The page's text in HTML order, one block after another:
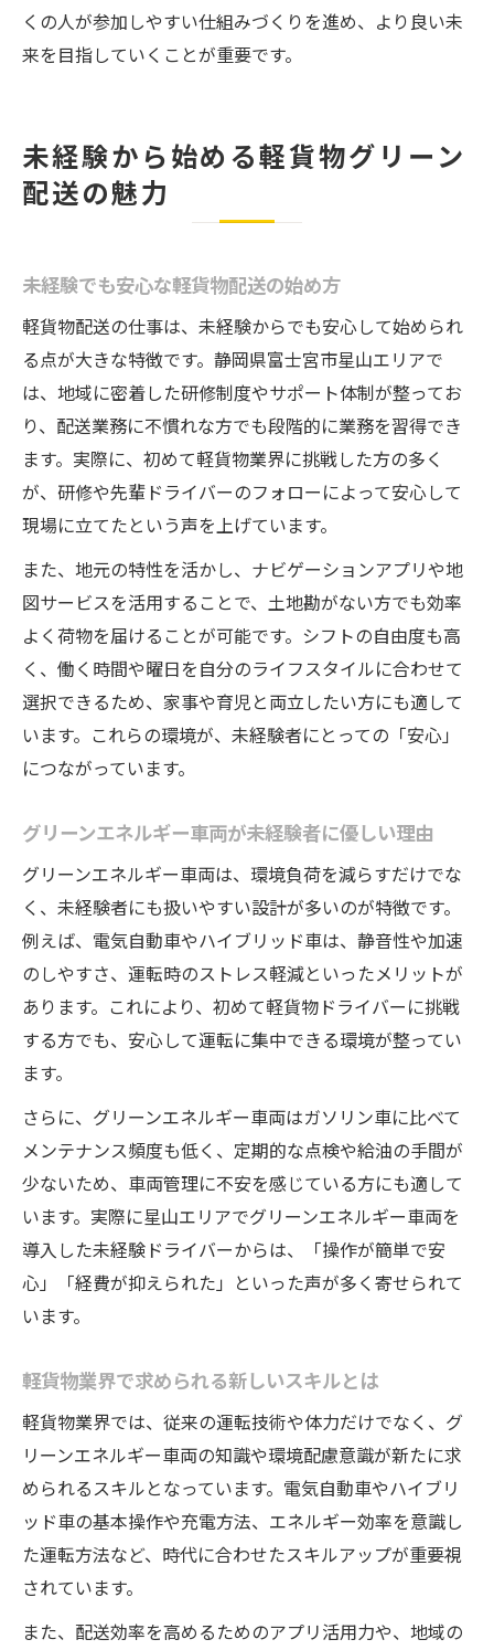
くの人が参加しやすい仕組みづくりを進め、より良い未
来を目指していくことが重要です。
未経験から始める軽貨物グリーン
配送の魅力
未経験でも安心な軽貨物配送の始め方
軽貨物配送の仕事は、未経験からでも安心して始められ
る点が大きな特徴です。静岡県富士宮市星山エリアで
は、地域に密着した研修制度やサポート体制が整ってお
り、配送業務に不慣れな方でも段階的に業務を習得でき
ます。実際に、初めて軽貨物業界に挑戦した方の多く
が、研修や先輩ドライバーのフォローによって安心して
現場に立てたという声を上げています。
また、地元の特性を活かし、ナビゲーションアプリや地
図サービスを活用することで、土地勘がない方でも効率
よく荷物を届けることが可能です。シフトの自由度も高
く、働く時間や曜日を自分のライフスタイルに合わせて
選択できるため、家事や育児と両立したい方にも適して
います。これらの環境が、未経験者にとっての「安心」
につながっています。
グリーンエネルギー車両が未経験者に優しい理由
グリーンエネルギー車両は、環境負荷を減らすだけでな
く、未経験者にも扱いやすい設計が多いのが特徴です。
例えば、電気自動車やハイブリッド車は、静音性や加速
のしやすさ、運転時のストレス軽減といったメリットが
あります。これにより、初めて軽貨物ドライバーに挑戦
する方でも、安心して運転に集中できる環境が整ってい
ます。
さらに、グリーンエネルギー車両はガソリン車に比べて
メンテナンス頻度も低く、定期的な点検や給油の手間が
少ないため、車両管理に不安を感じている方にも適して
います。実際に星山エリアでグリーンエネルギー車両を
導入した未経験ドライバーからは、「操作が簡単で安
心」「経費が抑えられた」といった声が多く寄せられて
います。
軽貨物業界で求められる新しいスキルとは
軽貨物業界では、従来の運転技術や体力だけでなく、グ
リーンエネルギー車両の知識や環境配慮意識が新たに求
められるスキルとなっています。電気自動車やハイブリ
ッド車の基本操作や充電方法、エネルギー効率を意識し
た運転方法など、時代に合わせたスキルアップが重要視
されています。
また、配送効率を高めるためのアプリ活用力や、地域の